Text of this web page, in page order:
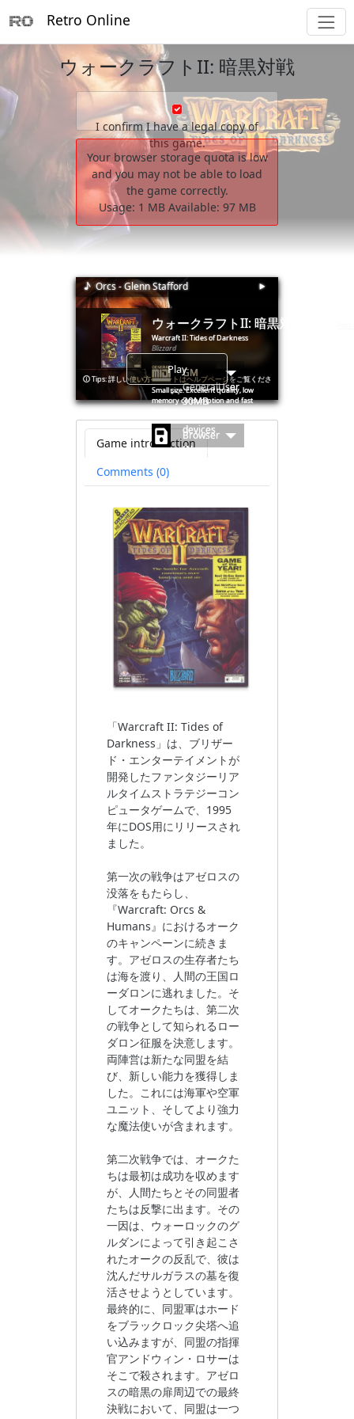
Retro Online
ウォークラフトII: 暗黒対戦
I confirm I have a legal copy of
this game.
Your browser storage quota is low
and you may not be able to load
the game correctly.
Usage: 1 MBAvailable: 97 MB
        _                __
       (_)____      ____/ /___  _____ _________  ____ ___
      / / ___/_____/ __  / __ \/ ___// ___/ __ \/ __ `__ \
     / (__  )_____/ /_/ / /_/ (__  )/ /__/ /_/ / / / / / /
  __/ /____/      \__,_/\____/____(_)___/\____/_/ /_/ /_/
♪ Orcs - Glenn Stafford ⯈
🛈Tips: 詳しい使い方やヒントはヘルプページをご覧くださ
い。
ウォークラフトII: 暗黒対戦
Warcraft II: Tides of Darkness
Blizzard
GM
GeneralUser
30MB
devices
Small size. Excellent quality, low
memory consumption and fast
Browser
(No save
Play
Game introduction
Comments (0)
「Warcraft II: Tides of
Darkness」は、ブリザー
ド・エンターテイメントが
開発したファンタジーリア
ルタイムストラテジーコン
ピュータゲームで、1995
年にDOS用にリリースされ
ました。
第一次の戦争はアゼロスの
没落をもたらし、
『Warcraft: Orcs &
Humans』におけるオーク
のキャンペーンに続きま
す。アゼロスの生存者たち
は海を渡り、人間の王国ロ
ーダロンに逃れました。そ
してオークたちは、第二次
の戦争として知られるロー
ダロン征服を決意します。
両陣営は新たな同盟を結
び、新しい能力を獲得しま
した。これには海軍や空軍
ユニット、そしてより強力
な魔法使いが含まれます。
第二次戦争では、オークた
ちは最初は成功を収めます
が、人間たちとその同盟者
たちは反撃に出ます。その
一因は、ウォーロックのグ
ルダンによって引き起こさ
れたオークの反乱で、彼は
沈んだサルガラスの墓を復
活させようとしています。
最終的に、同盟軍はホード
をブラックロック尖塔へ追
い込みますが、同盟の指揮
官アンドウィン・ロサーは
そこで殺されます。アゼロ
スの暗黒の扉周辺での最終
決戦において、同盟は一つ